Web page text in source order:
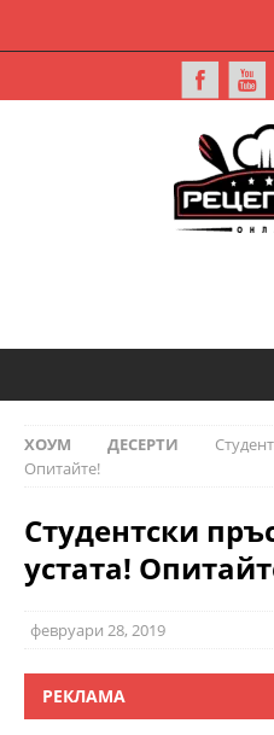
ХОУМ ДЕСЕРТИ
Опитайте!
Студентски
устата!
февруари 28, 2019
РЕКЛАМА